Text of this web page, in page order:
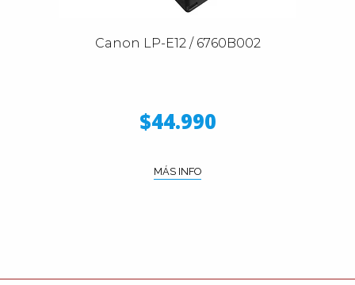
Canon LP-E12 / 6760B002
$44.990
MÁS INFO